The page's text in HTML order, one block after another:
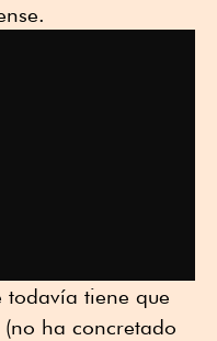
tiene que
ha concretado